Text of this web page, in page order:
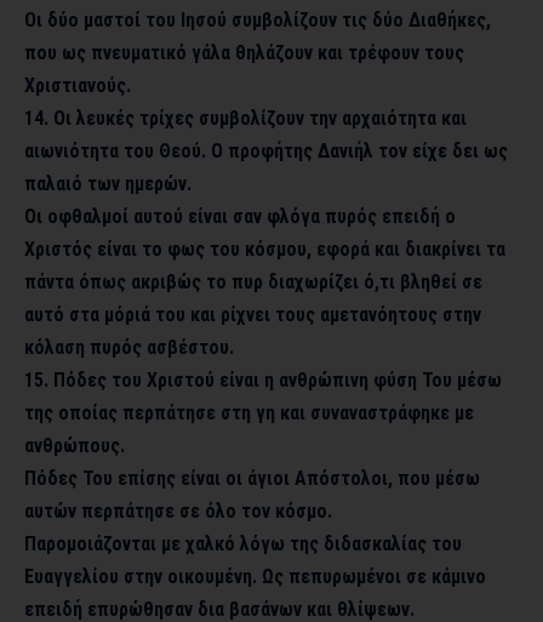
Οι δύο μαστοί του Ιησού συμβολίζουν τις δύο Διαθήκες,
που ως πνευματικό γάλα θηλάζουν και τρέφουν τους
Χριστιανούς.
14. Οι λευκές τρίχες συμβολίζουν την αρχαιότητα και
αιωνιότητα του Θεού. Ο προφήτης Δανιήλ τον είχε δει ως
παλαιό των ημερών.
Οι οφθαλμοί αυτού είναι σαν φλόγα πυρός επειδή ο
Χριστός είναι το φως του κόσμου, εφορά και διακρίνει τα
πάντα όπως ακριβώς το πυρ διαχωρίζει ό,τι βληθεί σε
αυτό στα μόριά του και ρίχνει τους αμετανόητους στην
κόλαση πυρός ασβέστου.
15. Πόδες του Χριστού είναι η ανθρώπινη φύση Του μέσω
της οποίας περπάτησε στη γη και συναναστράφηκε με
ανθρώπους.
Πόδες Του επίσης είναι οι άγιοι Απόστολοι, που μέσω
αυτών περπάτησε σε όλο τον κόσμο.
Παρομοιάζονται με χαλκό λόγω της διδασκαλίας του
Ευαγγελίου στην οικουμένη. Ως πεπυρωμένοι σε κάμινο
επειδή επυρώθησαν δια βασάνων και θλίψεων.